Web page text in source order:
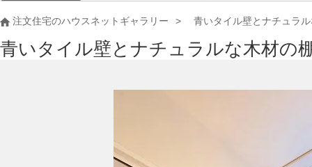
注文住宅のハウスネットギャラリー 青いタイル壁とナチュラ
青いタイル壁とナチュラルな木材の